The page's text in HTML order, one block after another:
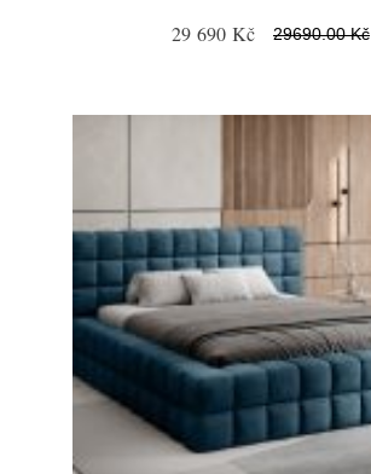
29 690 Kč 29690.00 Kč